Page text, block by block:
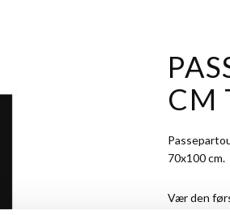
CM
70x100 cm.
Vær den